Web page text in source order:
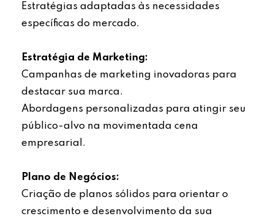
Estratégias adaptadas às necessidades
específicas do mercado.
Estratégia de Marketing:
Campanhas de marketing inovadoras para
destacar sua marca.
Abordagens personalizadas para atingir seu
público-alvo na movimentada cena
empresarial.
Plano de Negócios:
Criação de planos sólidos para orientar o
crescimento e desenvolvimento da sua